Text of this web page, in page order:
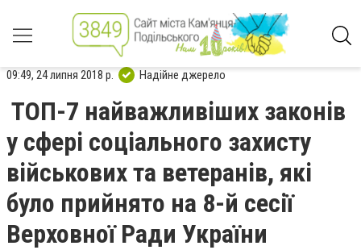
09:49, 24 липня 2018 р. Надійне джерело
ТОП-7 найважливіших законів
у сфері соціального захисту
військових та ветеранів, які
було прийнято на 8-й сесії
Верховної Ради України